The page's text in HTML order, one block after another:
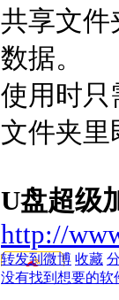
共享文件
数据。
使用时只
文件夹里
U盘超级
http://
转发到微博 收藏
没有找到想要的软